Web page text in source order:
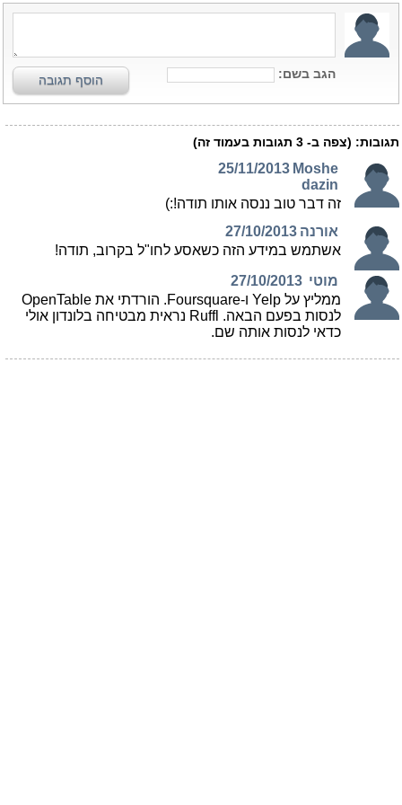
הגב בשם: הוסף תגובה
תגובות: (צפה ב- 3 תגובות בעמוד זה)
Moshe
dazin
25/11/2013
זה דבר טוב ננסה אותו תודה!:)
אורנה 27/10/2013
אשתמש במידע הזה כשאסע לחו"ל בקרוב, תודה!
מוטי 27/10/2013
ממליץ על Yelp ו-Foursquare. הורדתי את OpenTable
לנסות בפעם הבאה. Ruffl נראית מבטיחה בלונדון אולי
כדאי לנסות אותה שם.